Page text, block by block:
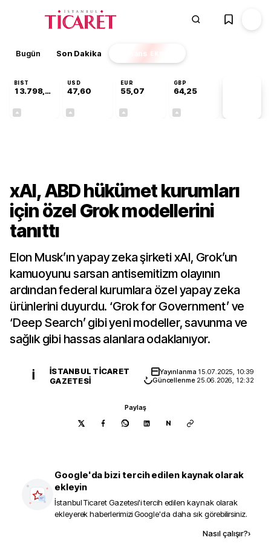
Bugün Son Dakika Finans EKSTRA
BIST
13.798,96
USD
47,60
EUR
55,07
GBP
64,25
xAI, ABD hükümet kurumları
için özel Grok modellerini
tanıttı
Elon Musk’ın yapay zeka şirketi xAI, Grok’un
kamuoyunu sarsan antisemitizm olayının
ardından federal kurumlara özel yapay zeka
ürünlerini duyurdu. ‘Grok for Government’ ve
‘Deep Search’ gibi yeni modeller, savunma ve
sağlık gibi hassas alanlara odaklanıyor.
İ
İSTANBUL TICARET
GAZETESI
Yayınlanma 15.07.2025, 10:39
Güncellenme 25.06.2026, 12:32
Paylaş
N
Google'da bizi tercih edilen kaynak olarak
ekleyin
İstanbul Ticaret Gazetesi'i tercih edilen kaynak olarak
ekleyerek haberlerimizi Google'da daha sık görebilirsiniz.
Nasıl çalışır?›